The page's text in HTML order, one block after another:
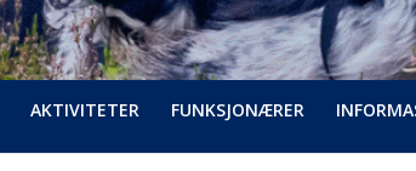
AKTIVITETER FUNKSJONÆRER